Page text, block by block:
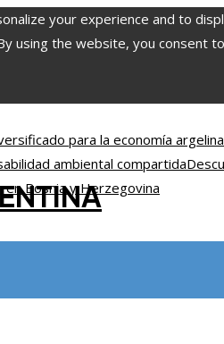
your experience and to
using the website, you consent
para la economía argelina
ambiental compartida
Bosnia y Herzegovina